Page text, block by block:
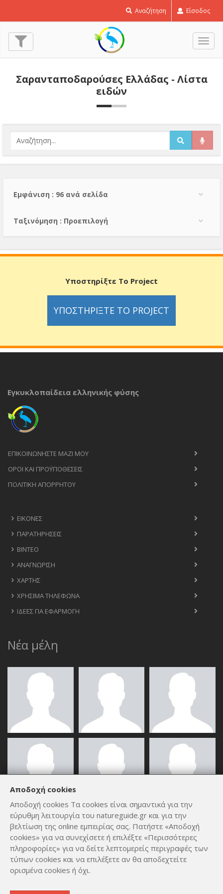
Αναζήτηση Είσοδος
Σαρανταποδαρούσες Ελλάδας - Λίστα
ειδών
Εμφάνιση : 96 ανά σελίδα
Тαξινόμηση : Προεπιλογή
Υποστηρίξτε Το Project
ΥΠΟΣΤΗΡΊΞΤΕ ΤΟ PROJECT
Εγκυκλοπαίδεια ελληνικής φύσης
ΕΠΙΚΟΙΝΩΝΉΣΤΕ ΜΑΖΊ ΜΟΥ
ΟΡΟΙ ΚΑΙ ΠΡΟΫΠΟΘΈΣΕΙΣ
ΠΟΛΙΤΙΚΉ ΑΠΟΡΡΉΤΟΥ
ΕΙΚΌΝΕΣ
ΠΑΡΑΤΗΡΉΣΕΙΣ
ΒΊΝΤΕΟ
ΑΝΑΓΝΏΡΙΣΗ
ΧΆΡΤΗΣ
ΧΡΉΣΙΜΑ ΤΗΛΈΦΩΝΑ
ΙΔΈΕΣ ΓΙΑ ΕΦΑΡΜΟΓΉ
Νέα μέλη
ΟΛΑ ΤΑ ΜΈΛΗ
Αποδοχή cookies
Αποδοχή cookies Τα cookies είναι σημαντικά για την
εύρυθμη λειτουργία του natureguide.gr και για την
βελτίωση της online εμπειρίας σας. Πατήστε «Αποδοχή
cookies» για να συνεχίσετε ή επιλέξτε «Περισσότερες
πληροφορίες» για να δείτε λεπτομερείς περιγραφές των
τύπων cookies και να επιλέξετε αν θα αποδεχτείτε
ορισμένα cookies ή όχι.